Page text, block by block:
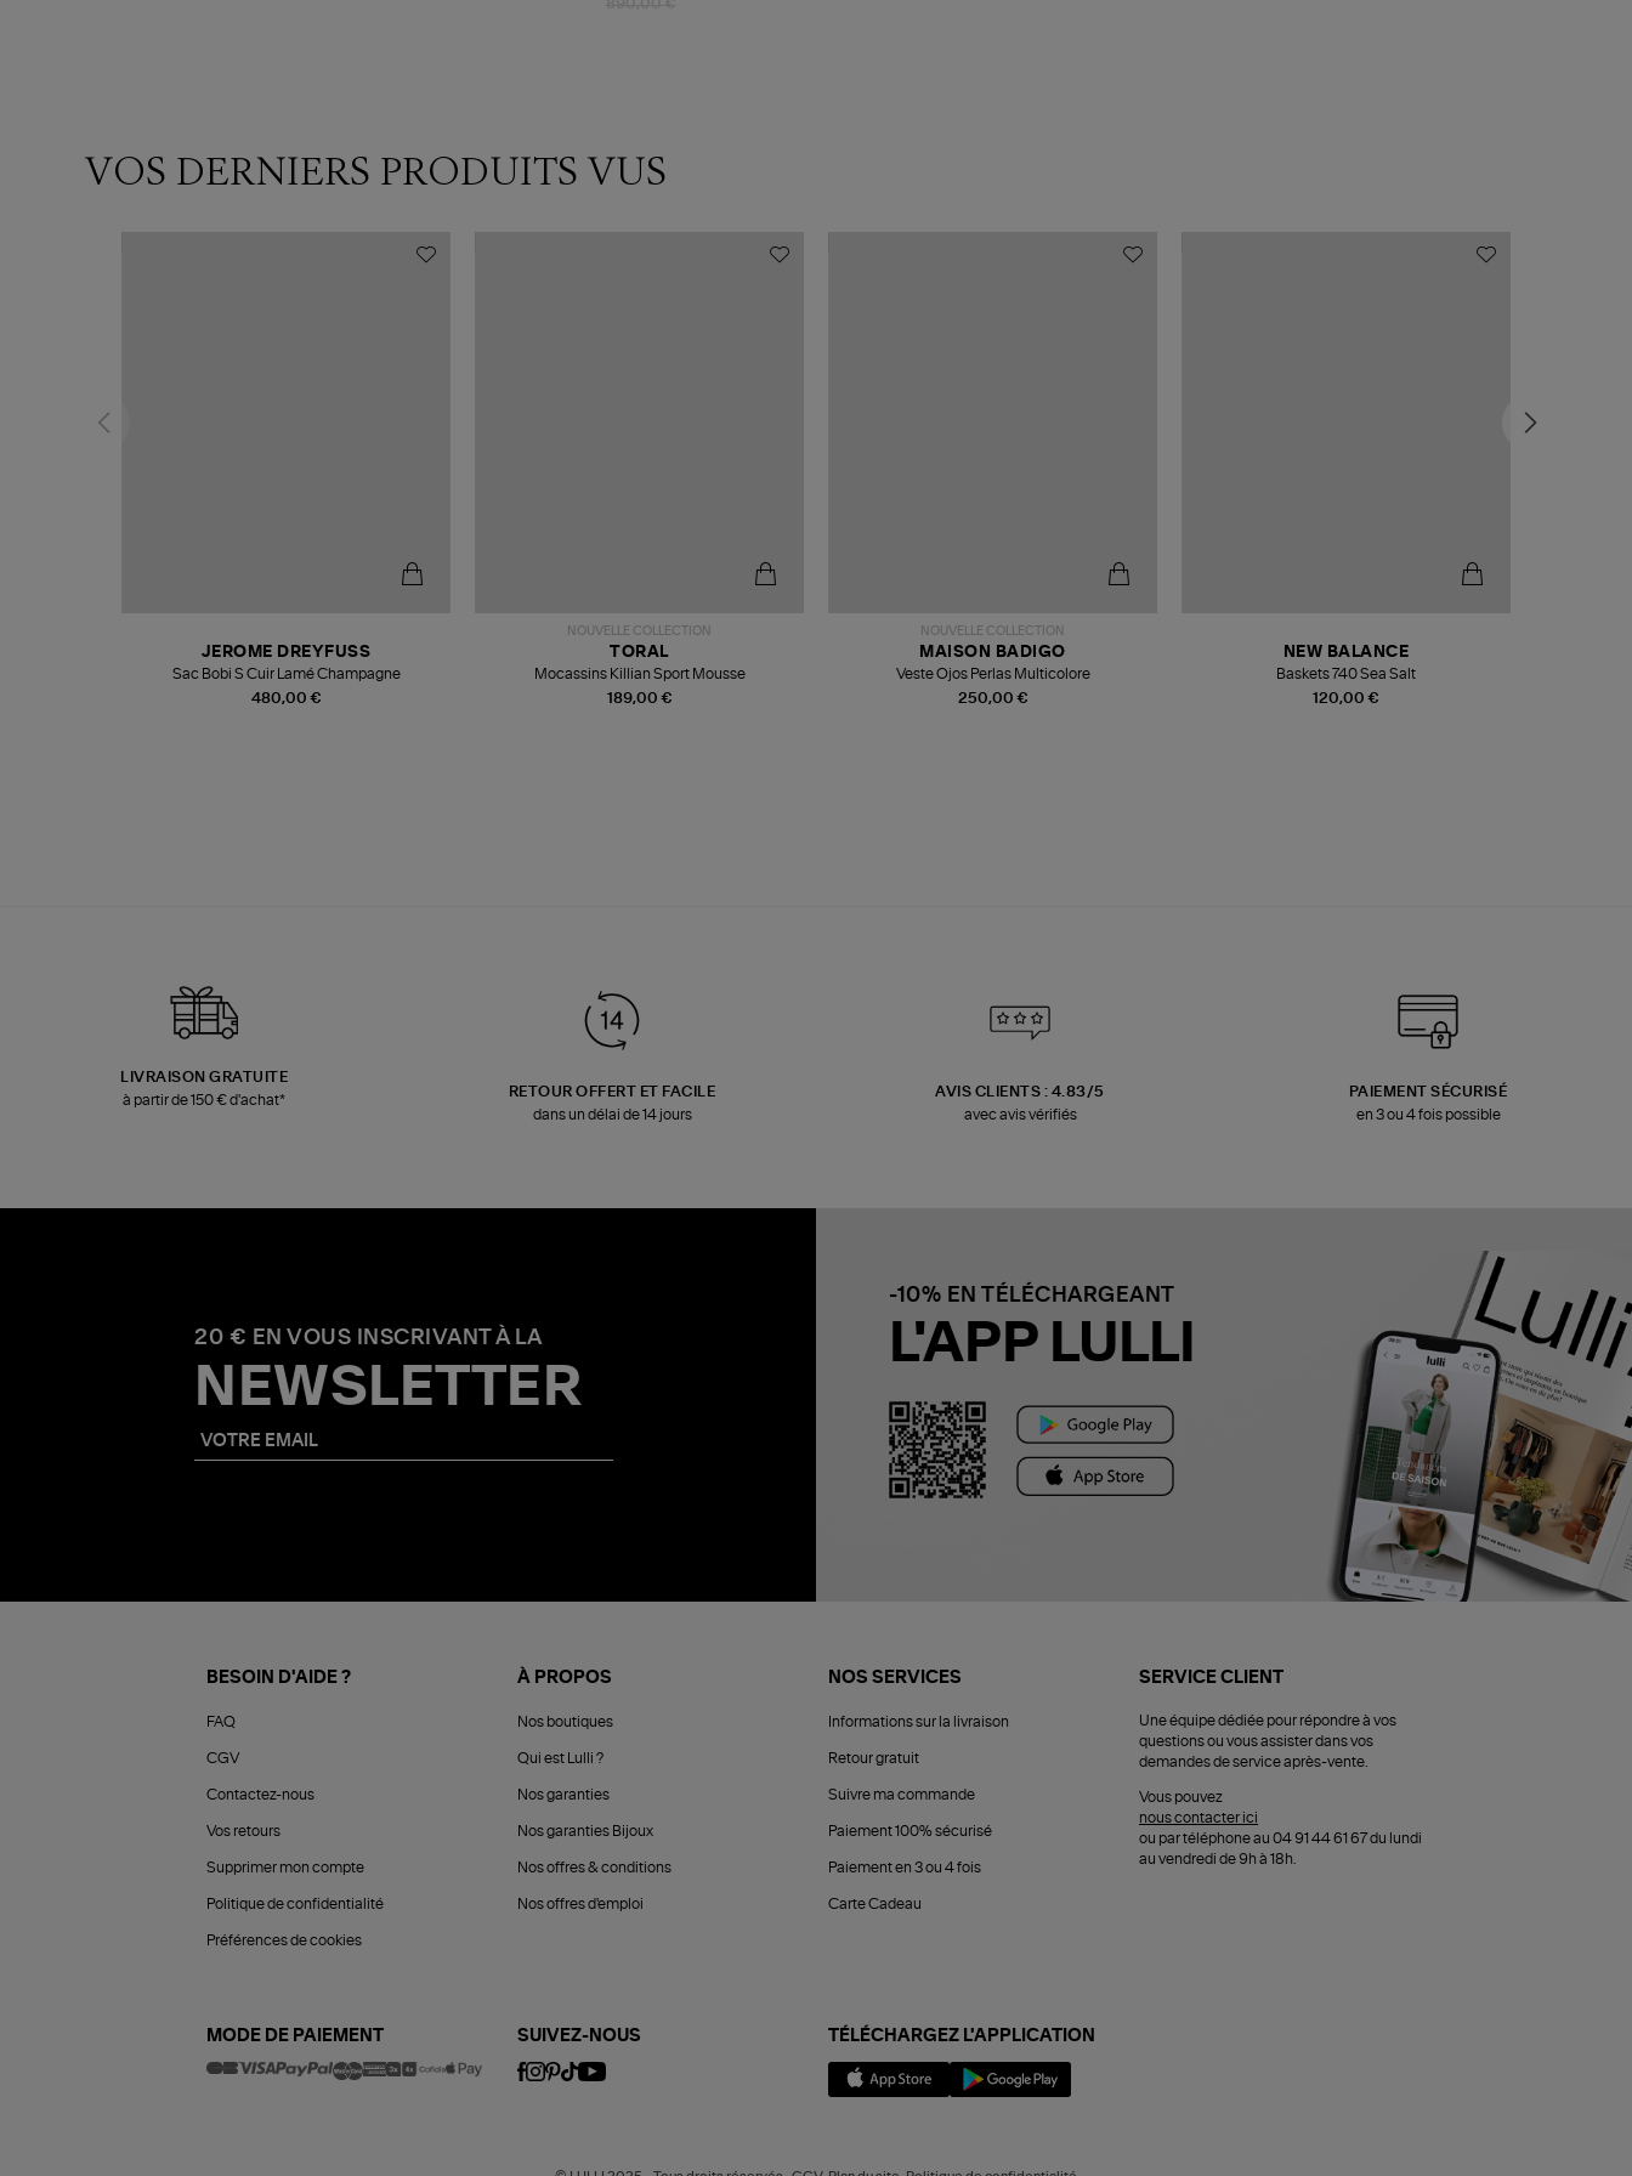
VOS DERNIERS PRODUITS VUS
480,00 €
JEROME DREYFUSS
Sac Bobi S Cuir Lamé Champagne
NOUVELLE COLLECTION
189,00 €
TORAL
Mocassins Killian Sport Mousse
NOUVELLE COLLECTION
250,00 €
MAISON BADIGO
Veste Ojos Perlas Multicolore
120,00 €
NEW BALANCE
Baskets 740 Sea Salt
LIVRAISON GRATUITE
à partir de 150 € d'achat*
RETOUR OFFERT ET FACILE
dans un délai de 14 jours
AVIS CLIENTS : 4.83/5
avec avis vérifiés
PAIEMENT SÉCURISÉ
en 3 ou 4 fois possible
20 € EN VOUS INSCRIVANT À LA
NEWSLETTER
-10% EN TÉLÉCHARGEANT
L'APP LULLI
BESOIN D'AIDE ?
FAQ
CGV
Contactez-nous
Vos retours
Supprimer mon compte
Politique de confidentialité
Préférences de cookies
À PROPOS
Nos boutiques
Qui est Lulli ?
Nos garanties
Nos garanties Bijoux
Nos offres & conditions
Nos offres d'emploi
NOS SERVICES
Informations sur la livraison
Retour gratuit
Suivre ma commande
Paiement 100% sécurisé
Paiement en 3 ou 4 fois
Carte Cadeau
SERVICE CLIENT
Une équipe dédiée pour répondre à vos
questions ou vous assister dans vos
demandes de service après-vente.
Vous pouvez
nous contacter ici
ou par téléphone au 04 91 44 61 67 du lundi
au vendredi de 9h à 18h.
MODE DE PAIEMENT SUIVEZ-NOUS TÉLÉCHARGEZ L'APPLICATION